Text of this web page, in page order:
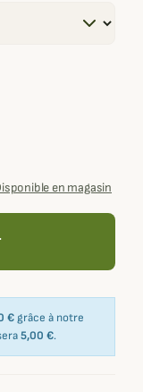
en magasin
€ grâce à notre
5,00 €.